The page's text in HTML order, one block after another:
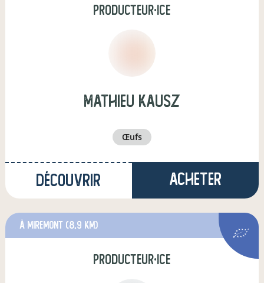
producteur·ice
mathieu kausz
œufs
Découvrir Acheter
à Miremont (8,9 km)
producteur·ice